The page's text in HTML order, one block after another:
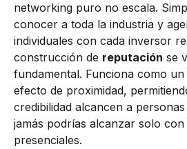
networking puro no escala.
conocer a toda la industria y
individuales con cada inversor
construcción de reputación se
fundamental. Funciona como
efecto de proximidad,
credibilidad alcancen a
jamás podrías alcanzar solo
presenciales.